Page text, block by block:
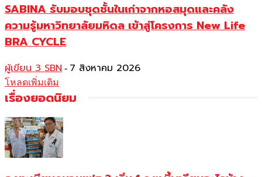
SABINA รับมอบชุดชั้นในเก่าจากหอสมุดและคลัง
ความรู้มหาวิทยาลัยมหิดล เข้าสู่โครงการ New Life
BRA CYCLE
ผู้เขียน 3 SBN - 7 สิงหาคม 2026
โหลดเพิ่มเติม
เรื่องยอดนิยม